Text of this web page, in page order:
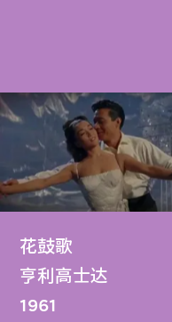
花鼓歌
亨利高士达
1961